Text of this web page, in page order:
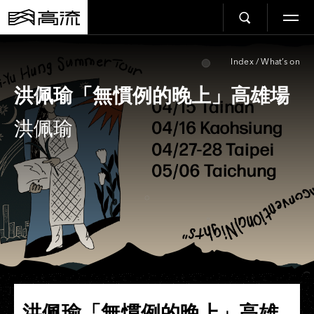
Index / What’s on
洪佩瑜「無慣例的晚上」高雄場
洪佩瑜